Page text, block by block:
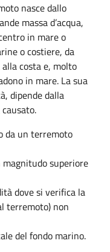
nasce dallo
massa d’acqua,
in mare o
o costiere, da
costa e, molto
in mare. La sua
dipende dalla
da un terremoto
superiore
dove si verifica la
terremoto) non
del fondo marino.